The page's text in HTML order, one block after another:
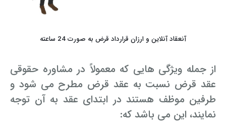
آنعقاد آنلاین و ارزان قرارداد قرض به صورت 24 ساعته
از جمله ویژگی هایی که معمولاً در مشاوره حقوقی
عقد قرض نسبت به عقد قرض مطرح می شود و
طرفین موظف هستند در ابتدای عقد به آن توجه
نمایند، این می باشد که: